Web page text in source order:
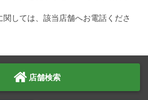
しては、該当店舗へお電話くださ
店舗検索